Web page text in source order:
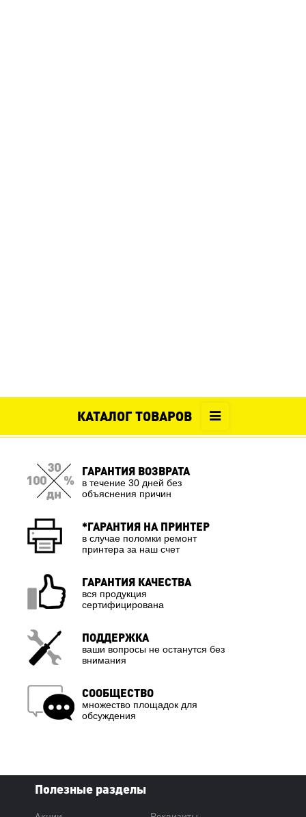
КАТАЛОГ ТОВАРОВ
ГАРАНТИЯ ВОЗВРАТА
в течение 30 дней без
объяснения причин
*ГАРАНТИЯ НА ПРИНТЕР
в случае поломки ремонт
принтера за наш счет
ГАРАНТИЯ КАЧЕСТВА
вся продукция
сертифицирована
ПОДДЕРЖКА
ваши вопросы не останутся без
внимания
СООБЩЕСТВО
множество площадок для
обсуждения
Полезные разделы